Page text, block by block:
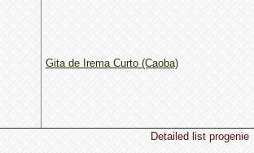
Gita de Irema Curto (Caoba)
Detailed list progenie